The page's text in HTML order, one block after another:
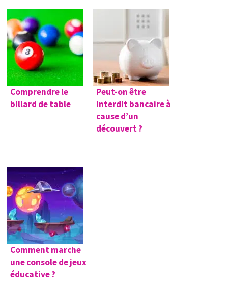
Comprendre le
billard de table
Peut-on être
interdit bancaire à
cause d’un
découvert ?
Comment marche
une console de jeux
éducative ?